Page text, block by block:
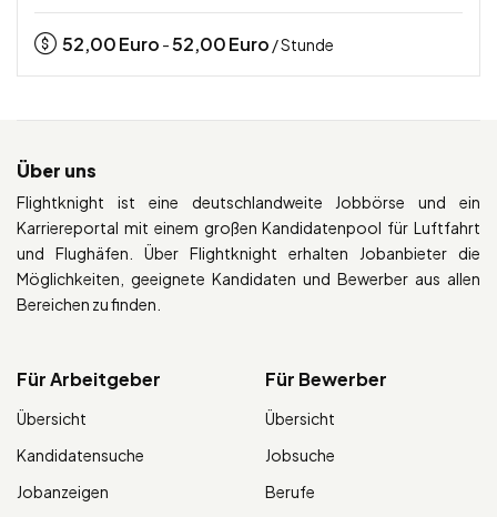
52,00Euro -52,00Euro / Stunde
Über uns
Flightknight ist eine deutschlandweite Jobbörse und ein
Karriereportal mit einem großen Kandidatenpool für Luftfahrt
und Flughäfen. Über Flightknight erhalten Jobanbieter die
Möglichkeiten, geeignete Kandidaten und Bewerber aus allen
Bereichen zu finden.
Für Arbeitgeber
Übersicht
Kandidatensuche
Jobanzeigen
Für Bewerber
Übersicht
Jobsuche
Berufe